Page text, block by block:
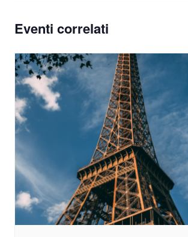
Eventi correlati